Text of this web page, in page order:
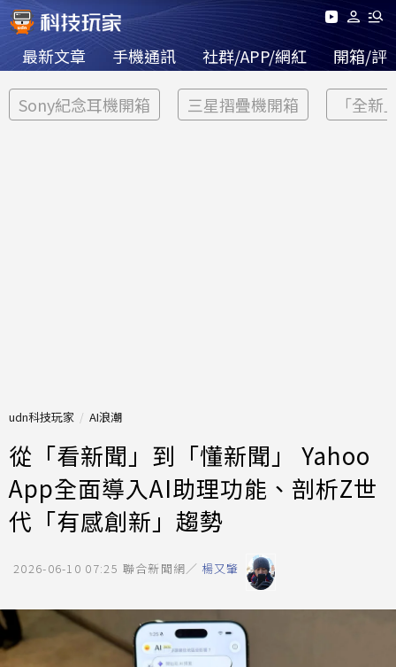
最新文章 手機通訊 社群/APP/網紅 開箱/評
Sony紀念耳機開箱 三星摺疊機開箱 「全新
udn科技玩家 AI浪潮
從「看新聞」到「懂新聞」 Yahoo
App全面導入AI助理功能、剖析Z世
代「有感創新」趨勢
2026-06-10 07:25 聯合新聞網／ 楊又肇